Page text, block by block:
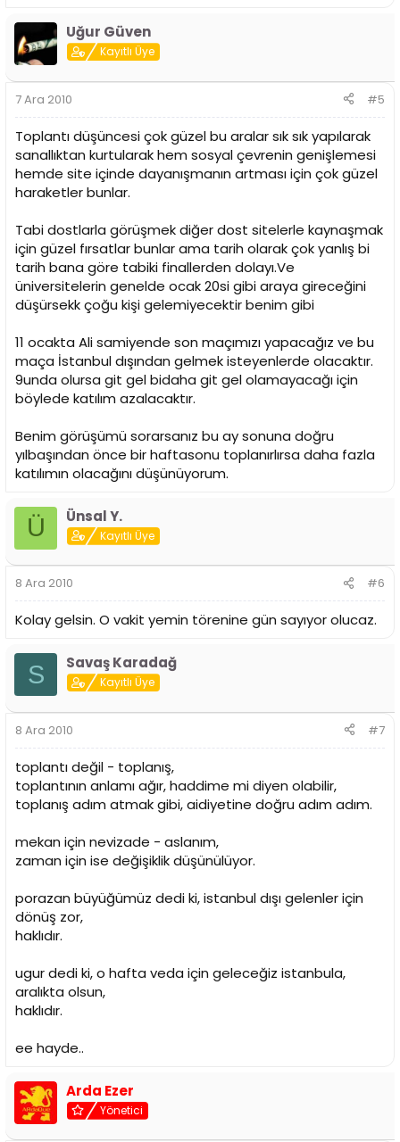
Uğur Güven
Kayıtlı Üye
7 Ara 2010 #5
Toplantı düşüncesi çok güzel bu aralar sık sık yapılarak
sanallıktan kurtularak hem sosyal çevrenin genişlemesi
hemde site içinde dayanışmanın artması için çok güzel
haraketler bunlar.
Tabi dostlarla görüşmek diğer dost sitelerle kaynaşmak
için güzel fırsatlar bunlar ama tarih olarak çok yanlış bi
tarih bana göre tabiki finallerden dolayı.Ve
üniversitelerin genelde ocak 20si gibi araya gireceğini
düşürsekk çoğu kişi gelemiyecektir benim gibi
11 ocakta Ali samiyende son maçımızı yapacağız ve bu
maça İstanbul dışından gelmek isteyenlerde olacaktır.
9unda olursa git gel bidaha git gel olamayacağı için
böylede katılım azalacaktır.
Benim görüşümü sorarsanız bu ay sonuna doğru
yılbaşından önce bir haftasonu toplanırlırsa daha fazla
katılımın olacağını düşünüyorum.
Ü Ünsal Y.
Kayıtlı Üye
8 Ara 2010 #6
Kolay gelsin. O vakit yemin törenine gün sayıyor olucaz.
S Savaş Karadağ
Kayıtlı Üye
8 Ara 2010 #7
toplantı değil - toplanış,
toplantının anlamı ağır, haddime mi diyen olabilir,
toplanış adım atmak gibi, aidiyetine doğru adım adım.
mekan için nevizade - aslanım,
zaman için ise değişiklik düşünülüyor.
porazan büyüğümüz dedi ki, istanbul dışı gelenler için
dönüş zor,
haklıdır.
ugur dedi ki, o hafta veda için geleceğiz istanbula,
aralıkta olsun,
haklıdır.
ee hayde..
Arda Ezer
Yönetici